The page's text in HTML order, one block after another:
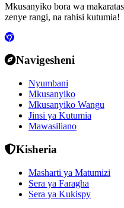
Mkusanyiko bora wa
zenye rangi, na rahisi kutumia!
Navigesheni
Nyumbani
Mkusanyiko
Mkusanyiko Wangu
Jinsi ya Kutumia
Mawasiliano
Kisheria
Masharti ya Matumizi
Sera ya Faragha
Sera ya Kukispy